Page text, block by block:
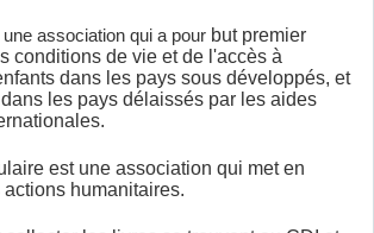
association qui a pour but premier
conditions de vie et de l'accès à
dans les pays sous développés, et
les pays délaissés par les aides
est une association qui met en
humanitaires.